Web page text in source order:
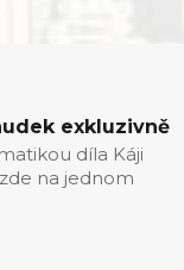
exkluzivně
díla Káji
na jednom